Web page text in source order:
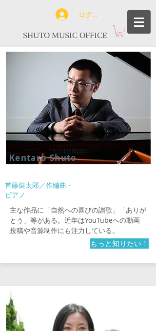
ログイン
SHUTO MUSIC OFFICE
Kentaro Shuto
首藤健太郎／作編曲・
ピアノ
主な作品に「自然への喜びの讃歌」「ありが
とう」等がある。近年はYouTubeへの動画
投稿や音源制作にも注力している。
もっと知りたい！